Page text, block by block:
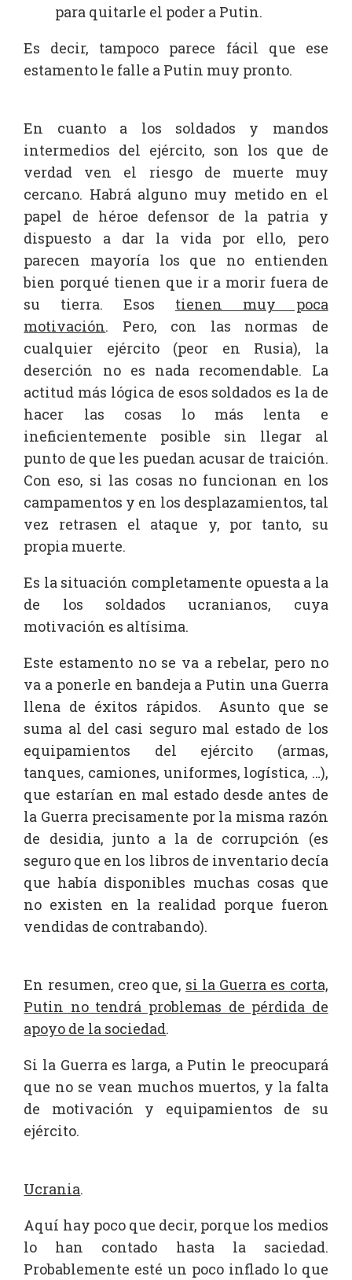
para quitarle el poder a Putin.
Es decir, tampoco parece fácil que ese
estamento le falle a Putin muy pronto.
En cuanto a los soldados y mandos
intermedios del ejército, son los que de
verdad ven el riesgo de muerte muy
cercano. Habrá alguno muy metido en el
papel de héroe defensor de la patria y
dispuesto a dar la vida por ello, pero
parecen mayoría los que no entienden
bien porqué tienen que ir a morir fuera de
su tierra. Esos tienen muy poca
motivación. Pero, con las normas de
cualquier ejército (peor en Rusia), la
deserción no es nada recomendable. La
actitud más lógica de esos soldados es la de
hacer las cosas lo más lenta e
ineficientemente posible sin llegar al
punto de que les puedan acusar de traición.
Con eso, si las cosas no funcionan en los
campamentos y en los desplazamientos, tal
vez retrasen el ataque y, por tanto, su
propia muerte.
Es la situación completamente opuesta a la
de los soldados ucranianos, cuya
motivación es altísima.
Este estamento no se va a rebelar, pero no
va a ponerle en bandeja a Putin una Guerra
llena de éxitos rápidos. Asunto que se
suma al del casi seguro mal estado de los
equipamientos del ejército (armas,
tanques, camiones, uniformes, logística, …),
que estarían en mal estado desde antes de
la Guerra precisamente por la misma razón
de desidia, junto a la de corrupción (es
seguro que en los libros de inventario decía
que había disponibles muchas cosas que
no existen en la realidad porque fueron
vendidas de contrabando).
En resumen, creo que, si la Guerra es corta,
Putin no tendrá problemas de pérdida de
apoyo de la sociedad.
Si la Guerra es larga, a Putin le preocupará
que no se vean muchos muertos, y la falta
de motivación y equipamientos de su
ejército.
Ucrania.
Aquí hay poco que decir, porque los medios
lo han contado hasta la saciedad.
Probablemente esté un poco inflado lo que